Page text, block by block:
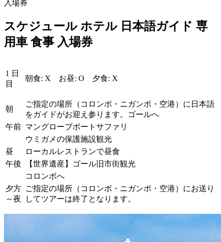
入場券
スケジュール ホテル 日本語ガイド 専
用車 食事 入場券
1 日
目
朝食: X お昼: O 夕食: X
朝
ご指定の場所（コロンボ・ニガンボ・空港）に日本語
をガイドがお迎え参ります。ゴールへ
午前 マングローブボートサファリ
ウミガメの保護施設観光
昼
ローカルレストランで昼食
午後
【世界遺産】ゴール旧市街観光
コロンボへ
夕方
～夜
ご指定の場所（コロンボ・ニガンボ・空港）にお送り
してツアーは終了となります。